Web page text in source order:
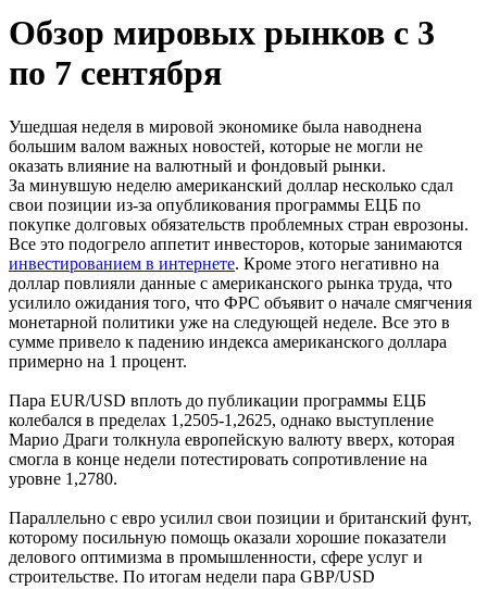
Обзор мировых рынков с 3
по 7 сентября
Ушедшая неделя в мировой экономике была наводнена
большим валом важных новостей, которые не могли не
оказать влияние на валютный и фондовый рынки.
За минувшую неделю американский доллар несколько сдал
свои позиции из-за опубликования программы ЕЦБ по
покупке долговых обязательств проблемных стран еврозоны.
Все это подогрело аппетит инвесторов, которые занимаются
инвестированием в интернете. Кроме этого негативно на
доллар повлияли данные с американского рынка труда, что
усилило ожидания того, что ФРС объявит о начале смягчения
монетарной политики уже на следующей неделе. Все это в
сумме привело к падению индекса американского доллара
примерно на 1 процент.
Пара EUR/USD вплоть до публикации программы ЕЦБ
колебался в пределах 1,2505-1,2625, однако выступление
Марио Драги толкнула европейскую валюту вверх, которая
смогла в конце недели потестировать сопротивление на
уровне 1,2780.
Параллельно с евро усилил свои позиции и британский фунт,
которому посильную помощь оказали хорошие показатели
делового оптимизма в промышленности, сфере услуг и
строительстве. По итогам недели пара GBP/USD